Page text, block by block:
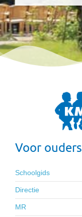
Voor ouders
Schoolgids
Directie
MR